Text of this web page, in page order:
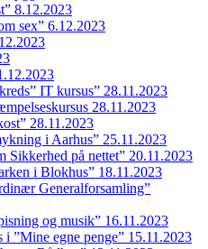
8.12.2023
sex” 6.12.2023
IT kursus” 28.11.2023
28.11.2023
28.11.2023
i Aarhus” 25.11.2023
Sikkerhed på nettet” 20.11.2023
i Blokhus” 18.11.2023
Generalforsamling”
og musik” 16.11.2023
”Mine egne penge” 15.11.2023